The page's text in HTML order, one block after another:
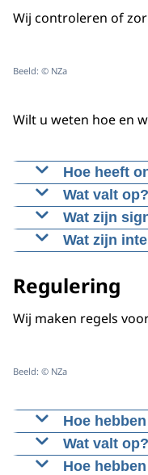
Wij controleren of
Beeld: © NZa
Wilt u weten hoe en
Hoe heeft
Slimmer
Wat valt op?
We zien dat
Wat zijn
We
Wat zijn
Regulering
Wij maken regels
Beeld: © NZa
Hoe
Passende
Met
Wat valt op?
We zien dat
Hoe